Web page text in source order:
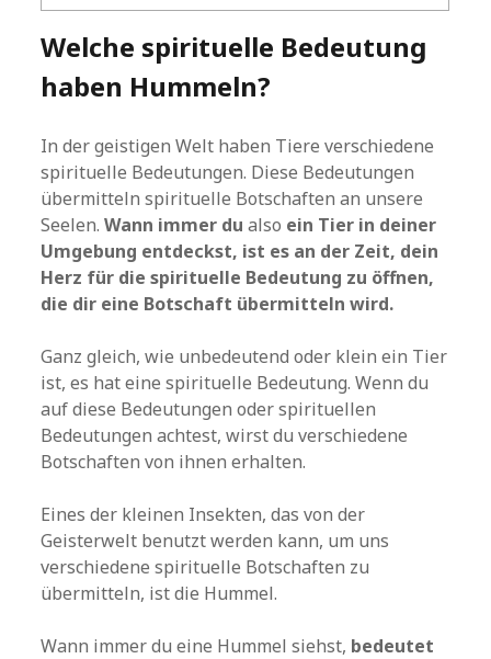
Welche spirituelle Bedeutung
haben Hummeln?
In der geistigen Welt haben Tiere verschiedene
spirituelle Bedeutungen. Diese Bedeutungen
übermitteln spirituelle Botschaften an unsere
Seelen.Wann immer du also ein Tier in deiner
Umgebung entdeckst, ist es an der Zeit, dein
Herz für die spirituelle Bedeutung zu öffnen,
die dir eine Botschaft übermitteln wird.
Ganz gleich, wie unbedeutend oder klein ein Tier
ist, es hat eine spirituelle Bedeutung. Wenn du
auf diese Bedeutungen oder spirituellen
Bedeutungen achtest, wirst du verschiedene
Botschaften von ihnen erhalten.
Eines der kleinen Insekten, das von der
Geisterwelt benutzt werden kann, um uns
verschiedene spirituelle Botschaften zu
übermitteln, ist die Hummel.
Wann immer du eine Hummel siehst, bedeutet